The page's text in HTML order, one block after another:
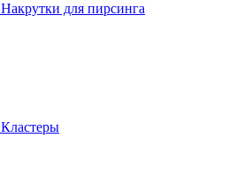
Накрутки для пирсинга
Кластеры